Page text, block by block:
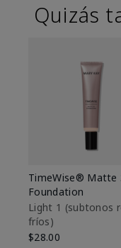
Quizás
TimeWise® Matte
Foundation
Light 1​ (subtonos
fríos)
$28.00